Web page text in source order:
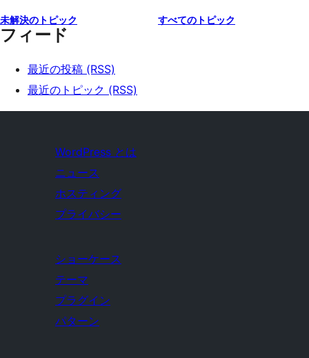
未解決のトピック すべてのトピック
フィード
最近の投稿 (RSS)
最近のトピック (RSS)
WordPress とは
ニュース
ホスティング
プライバシー
ショーケース
テーマ
プラグイン
パターン